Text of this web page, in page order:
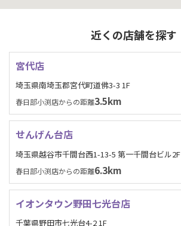
近くの店舗を探す
宮代店
埼玉県南埼玉郡宮代町道佛3-3 1F
春日部小渕店からの距離3.5km
せんげん台店
埼玉県越谷市千間台西1-13-5 第一千間台ビル2F
春日部小渕店からの距離6.3km
イオンタウン野田七光台店
千葉県野田市七光台4-2 1F